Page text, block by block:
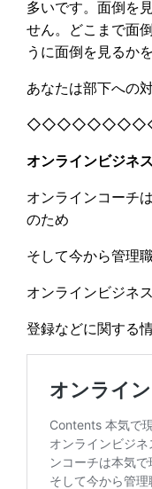
多いです。面倒を
せん。どこまで面
うに面倒を見るか
あなたは部下への
オンラインビジネ
オンラインコーチ
のため
そして今から管理
オンラインビジネ
登録などに関する